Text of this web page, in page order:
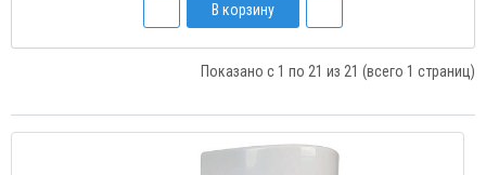
В корзину
Показано с 1 по 21 из 21 (всего 1 страниц)